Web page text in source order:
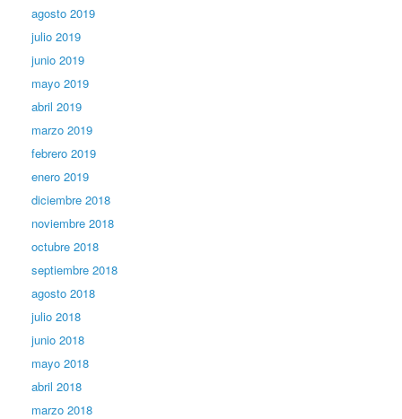
agosto 2019
julio 2019
junio 2019
mayo 2019
abril 2019
marzo 2019
febrero 2019
enero 2019
diciembre 2018
noviembre 2018
octubre 2018
septiembre 2018
agosto 2018
julio 2018
junio 2018
mayo 2018
abril 2018
marzo 2018